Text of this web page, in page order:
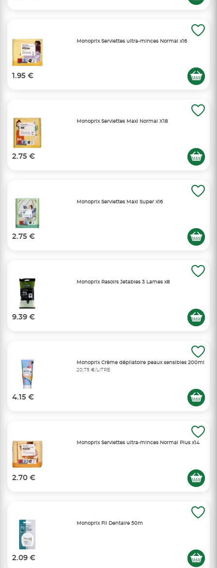
Monoprix Serviettes ultra-minces Normal x16
1.95 €
Monoprix Serviettes Maxi Normal X18
2.75 €
Monoprix Serviettes Maxi Super x16
2.75 €
Monoprix Rasoirs Jetables 3 Lames x8
9.39 €
Monoprix Crème dépilatoire peaux sensibles 200ml
20,75 €/LITRE
4.15 €
Monoprix Serviettes ultra-minces Normal Plus x14
2.70 €
Monoprix Fil Dentaire 50m
2.09 €